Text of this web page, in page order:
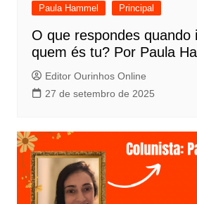
Paula Hammel Principal
O que respondes quando
quem és tu? Por Paula
Editor Ourinhos Online
27 de setembro de 2025